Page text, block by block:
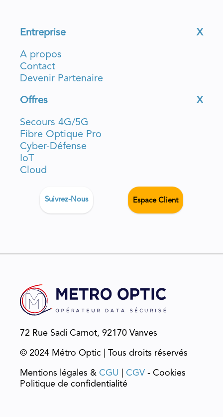
Entreprise X
A propos
Contact
Devenir Partenaire
Offres X
Secours 4G/5G
Fibre Optique Pro
Cyber-Défense
IoT
Cloud
Suivrez-Nous Espace Client
72 Rue Sadi Carnot, 92170 Vanves
© 2024 Métro Optic | Tous droits réservés
Mentions légales & CGU CGV - Cookies
Politique de confidentialité